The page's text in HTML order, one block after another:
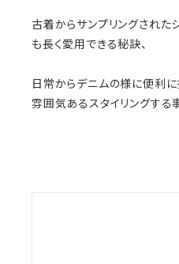
古着からサンプリングされた
も長く愛用できる秘訣、
日常からデニムの様に便利に
雰囲気あるスタイリングする